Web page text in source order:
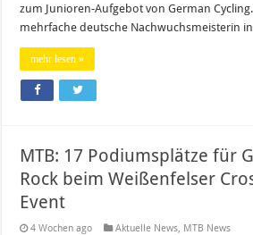
zum Junioren-Aufgebot von German
mehrfache deutsche Nachwuchsmeisterin
mehr lesen »
MTB: 17 Podiumsplätze für
Rock beim Weißenfelser
Event
4 Wochen ago Aktuelle News, MTB News